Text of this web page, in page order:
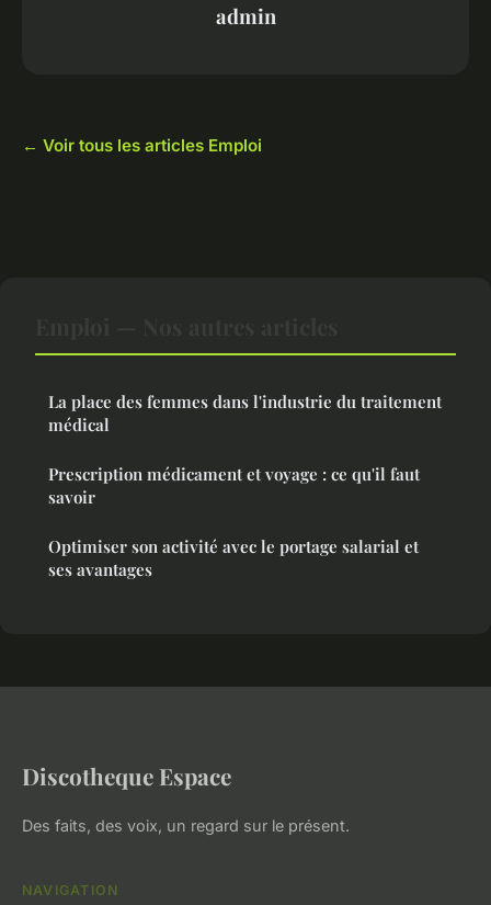
admin
← Voir tous les articles Emploi
La place des femmes dans l'industrie du traitement
médical
Prescription médicament et voyage : ce qu'il faut
savoir
Optimiser son activité avec le portage salarial et
ses avantages
Discotheque Espace
Des faits, des voix, un regard sur le présent.
NAVIGATION